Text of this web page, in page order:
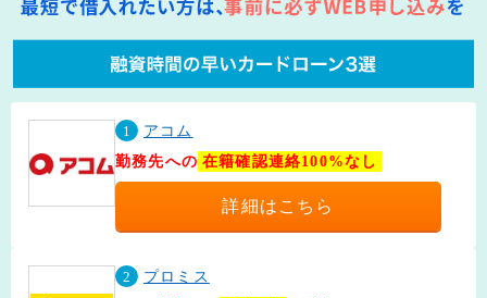
1
アコム
勤務先への 在籍確認連絡100%なし
詳細はこちら
2
プロミス